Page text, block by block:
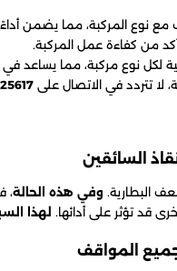
مع نوع المركبة، مما يضمن
من كفاءة عمل المركبة.
لكل نوع مركبة، مما يساعد في
لا تتردد في الاتصال على
البطارية. وفي هذه الحالة،
قد تؤثر على أدائها. لهذا